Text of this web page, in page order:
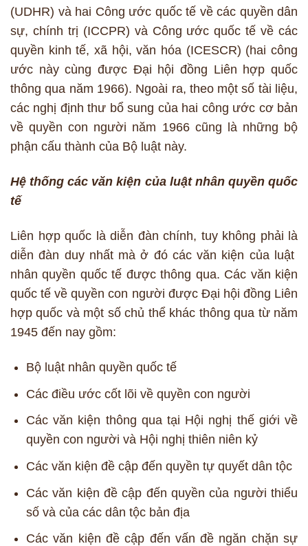
(UDHR) và hai Công ước quốc tế về các quyền dân
sự, chính trị (ICCPR) và Công ước quốc tế về các
quyền kinh tế, xã hội, văn hóa (ICESCR) (hai công
ước này cùng được Đại hội đồng Liên hợp quốc
thông qua năm 1966). Ngoài ra, theo một số tài liệu,
các nghị định thư bổ sung của hai công ước cơ bản
về quyền con người năm 1966 cũng là những bộ
phận cấu thành của Bộ luật này.
Hệ thống các văn kiện của luật nhân quyền quốc
tế
Liên hợp quốc là diễn đàn chính, tuy không phải là
diễn đàn duy nhất mà ở đó các văn kiện của luật
nhân quyền quốc tế được thông qua. Các văn kiện
quốc tế về quyền con người được Đại hội đồng Liên
hợp quốc và một số chủ thể khác thông qua từ năm
1945 đến nay gồm:
Bộ luật nhân quyền quốc tế
Các điều ước cốt lõi về quyền con người
Các văn kiện thông qua tại Hội nghị thế giới về
quyền con người và Hội nghị thiên niên kỷ
Các văn kiện đề cập đến quyền tự quyết dân tộc
Các văn kiện đề cập đến quyền của người thiểu
số và của các dân tộc bản địa
Các văn kiện đề cập đến vấn đề ngăn chặn sự